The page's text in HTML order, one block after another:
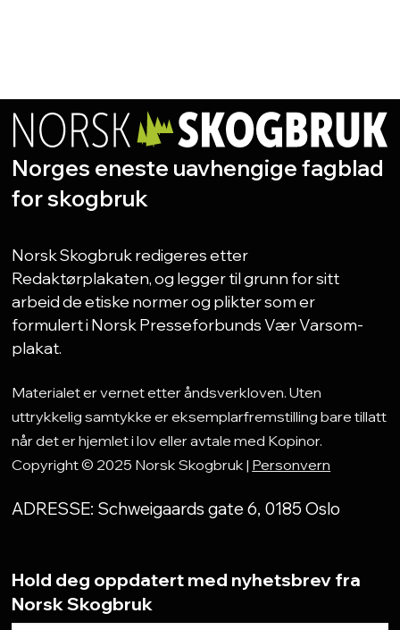
Norges eneste uavhengige fagblad
for skogbruk
Norsk Skogbruk redigeres etter
Redaktørplakaten, og legger til grunn for sitt
arbeid de etiske normer og plikter som er
formulert i Norsk Presseforbunds Vær Varsom-
plakat.
Materialet er vernet etter åndsverkloven. Uten
uttrykkelig samtykke er eksemplarfremstilling bare tillatt
når det er hjemlet i lov eller avtale med Kopinor.
Copyright © 2025 Norsk Skogbruk | Personvern
ADRESSE: Schweigaards gate 6, 0185 Oslo
Hold deg oppdatert med nyhetsbrev fra
Norsk Skogbruk